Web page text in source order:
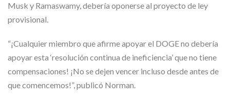
Musk y Ramaswamy, debería oponerse al proyecto de ley
provisional.
“¡Cualquier miembro que afirme apoyar el DOGE no debería
apoyar esta ‘resolución continua de ineficiencia’ que no tiene
compensaciones! ¡No se dejen vencer incluso desde antes de
que comencemos!”, publicó Norman.